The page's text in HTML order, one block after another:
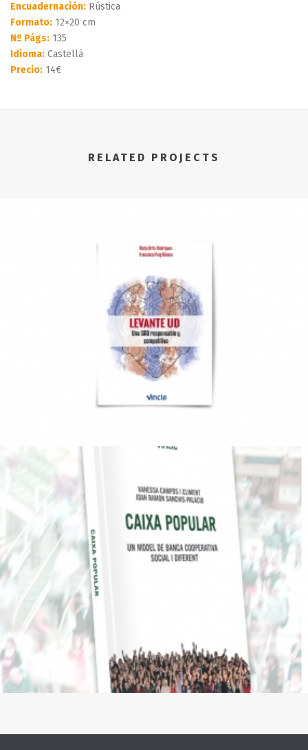
Encuadernación: Rústica
Formato: 12×20 cm
Nº Págs: 135
Idioma: Castellà
Precio: 14€
RELATED PROJECTS